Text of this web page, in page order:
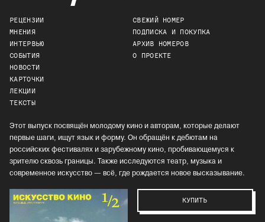
РЕЦЕНЗИИ
МНЕНИЯ
ИНТЕРВЬЮ
СОБЫТИЯ
НОВОСТИ
КАРТОЧКИ
ЛЕКЦИИ
ТЕКСТЫ
СВЕЖИЙ НОМЕР
ПОДПИСКА И ПОКУПКА
АРХИВ НОМЕРОВ
О ПРОЕКТЕ
Этот выпуск посвящён молодому кино и авторам, которые делают
первые шаги, ищут язык и форму. Он обращён к дебютам на
российских фестивалях и зарубежному кино, пробивающемуся к
зрителю сквозь границы. Также исследуются театр, музыка и
современное искусство — всё, где рождается новое высказывание.
КУПИТЬ